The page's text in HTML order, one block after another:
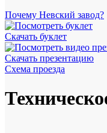
Почему Невский завод?
Скачать буклет
Скачать презентацию
Схема проезда